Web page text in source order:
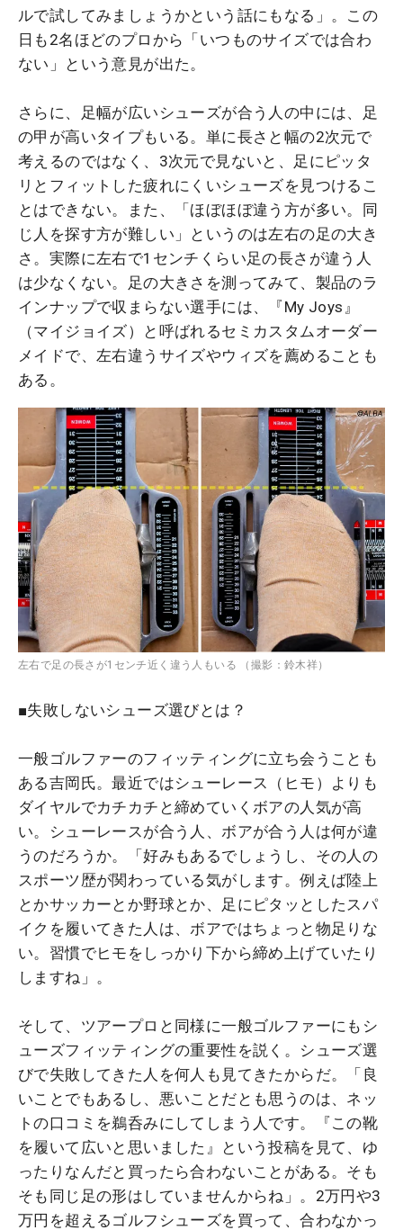
ルで試してみましょうかという話にもなる」。この
日も2名ほどのプロから「いつものサイズでは合わ
ない」という意見が出た。
さらに、足幅が広いシューズが合う人の中には、足
の甲が高いタイプもいる。単に長さと幅の2次元で
考えるのではなく、3次元で見ないと、足にピッタ
リとフィットした疲れにくいシューズを見つけるこ
とはできない。また、「ほぼほぼ違う方が多い。同
じ人を探す方が難しい」というのは左右の足の大き
さ。実際に左右で1センチくらい足の長さが違う人
は少なくない。足の大きさを測ってみて、製品のラ
インナップで収まらない選手には、『My Joys』
（マイジョイズ）と呼ばれるセミカスタムオーダー
メイドで、左右違うサイズやウィズを薦めることも
ある。
左右で足の長さが1センチ近く違う人もいる （撮影：鈴木祥）
■失敗しないシューズ選びとは？
一般ゴルファーのフィッティングに立ち会うことも
ある吉岡氏。最近ではシューレース（ヒモ）よりも
ダイヤルでカチカチと締めていくボアの人気が高
い。シューレースが合う人、ボアが合う人は何が違
うのだろうか。「好みもあるでしょうし、その人の
スポーツ歴が関わっている気がします。例えば陸上
とかサッカーとか野球とか、足にピタッとしたスパ
イクを履いてきた人は、ボアではちょっと物足りな
い。習慣でヒモをしっかり下から締め上げていたり
しますね」。
そして、ツアープロと同様に一般ゴルファーにもシ
ューズフィッティングの重要性を説く。シューズ選
びで失敗してきた人を何人も見てきたからだ。「良
いことでもあるし、悪いことだとも思うのは、ネッ
トの口コミを鵜呑みにしてしまう人です。『この靴
を履いて広いと思いました』という投稿を見て、ゆ
ったりなんだと買ったら合わないことがある。そも
そも同じ足の形はしていませんからね」。2万円や3
万円を超えるゴルフシューズを買って、合わなかっ